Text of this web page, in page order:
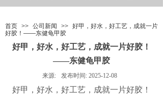
首页 >> 公司新闻 >> 好甲，好水，好工艺，成就一片
好胶！——东健龟甲胶
好甲，好水，好工艺，成就一片好胶！
——东健龟甲胶
来源: 发布时间: 2025-12-08
好甲，好水，好工艺，成就一片好胶！